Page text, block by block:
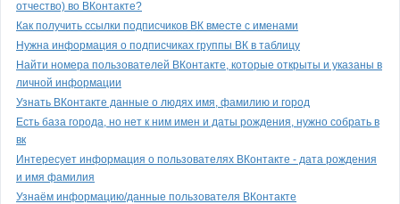
отчество) во ВКонтакте?
Как получить ссылки подписчиков ВК вместе с именами
Нужна информация о подписчиках группы ВК в таблицу
Найти номера пользователей ВКонтакте, которые открыты и указаны в
личной информации
Узнать ВКонтакте данные о людях имя, фамилию и город
Есть база города, но нет к ним имен и даты рождения, нужно собрать в
вк
Интересует информация о пользователях ВКонтакте - дата рождения
и имя фамилия
Узнаём информацию/данные пользователя ВКонтакте